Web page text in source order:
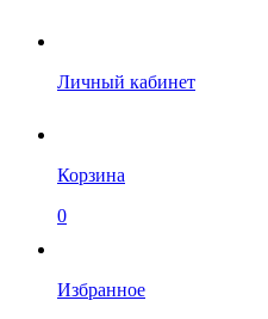
Личный кабинет
Корзина
0
Избранное